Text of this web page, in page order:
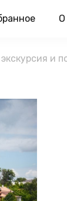
О
и